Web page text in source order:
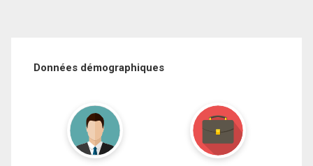
Données démographiques